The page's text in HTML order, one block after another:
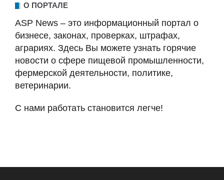
О ПОРТАЛЕ
ASP News – это информационный портал о
бизнесе, законах, проверках, штрафах,
аграриях. Здесь Вы можете узнать горячие
новости о сфере пищевой промышленности,
фермерской деятельности, политике,
ветеринарии.
С нами работать становится легче!